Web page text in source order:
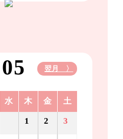
05 翌月 〉
水 木 金 土
1 2 3